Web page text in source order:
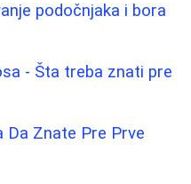
podočnjaka i bora
- Šta treba znati pre
Da Znate Pre Prve